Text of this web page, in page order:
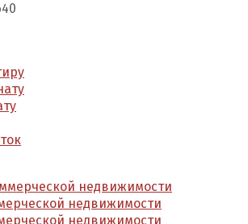
недвижимости
недвижимости
недвижимости